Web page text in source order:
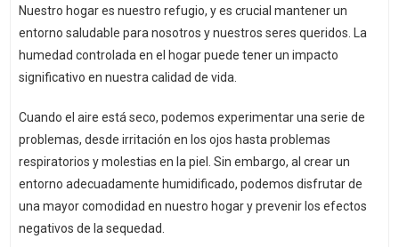
Nuestro hogar es nuestro refugio, y es crucial mantener un
entorno saludable para nosotros y nuestros seres queridos. La
humedad controlada en el hogar puede tener un impacto
significativo en nuestra calidad de vida.
Cuando el aire está seco, podemos experimentar una serie de
problemas, desde irritación en los ojos hasta problemas
respiratorios y molestias en la piel. Sin embargo, al crear un
entorno adecuadamente humidificado, podemos disfrutar de
una mayor comodidad en nuestro hogar y prevenir los efectos
negativos de la sequedad.